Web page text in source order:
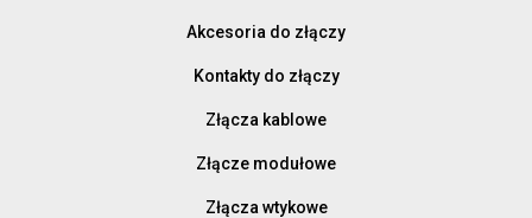
Akcesoria do złączy
Kontakty do złączy
Złącza kablowe
Złącze modułowe
Złącza wtykowe